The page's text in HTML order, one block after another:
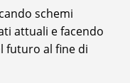
schemi
attuali e facendo
futuro al fine di